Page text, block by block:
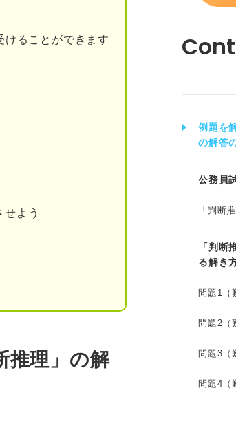
ることができます
よう
推理」の解
例題を
の解答
公務員
「判断
「判断
る解き
問題1
問題2
問題3
問題4